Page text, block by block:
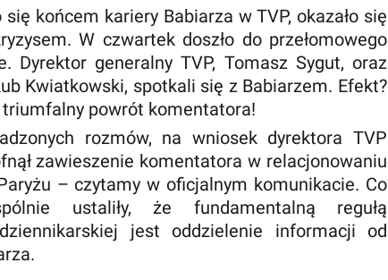
końcem kariery Babiarza w TVP, okazało się
W czwartek doszło do przełomowego
Dyrektor generalny TVP, Tomasz Sygut, oraz
Kwiatkowski, spotkali się z Babiarzem. Efekt?
powrót komentatora!
rozmów, na wniosek dyrektora TVP
zawieszenie komentatora w relacjonowaniu
– czytamy w oficjalnym komunikacie. Co
ustaliły, że fundamentalną regułą
jest oddzielenie informacji od